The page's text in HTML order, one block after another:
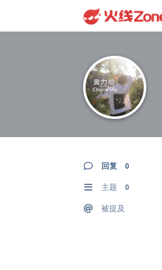
回复 0
主题 0
被提及